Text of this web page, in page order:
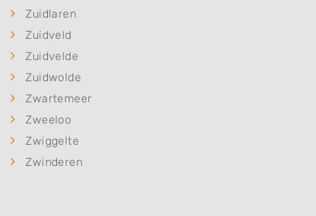
Zuidlaren
Zuidveld
Zuidvelde
Zuidwolde
Zwartemeer
Zweeloo
Zwiggelte
Zwinderen